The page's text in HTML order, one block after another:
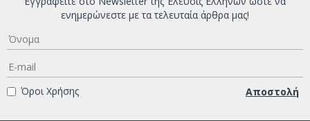
ενημερώνεστε με τα τελευταία άρθρα μας!
Όροι Χρήσης